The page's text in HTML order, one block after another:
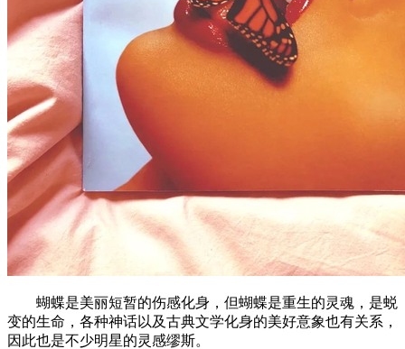
蝴蝶是美丽短暂的伤感化身，但蝴蝶是重生的灵魂，是蜕
变的生命，各种神话以及古典文学化身的美好意象也有关系，
因此也是不少明星的灵感缪斯。